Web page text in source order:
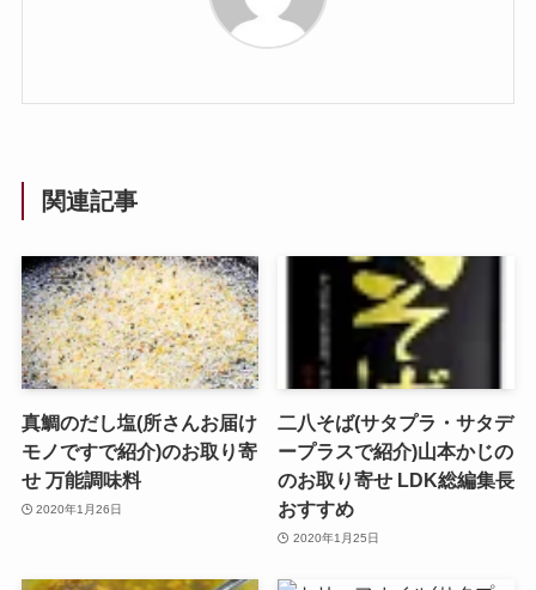
関連記事
真鯛のだし塩(所さんお届け
モノですで紹介)のお取り寄
せ 万能調味料
2020年1月26日
二八そば(サタプラ・サタデ
ープラスで紹介)山本かじの
のお取り寄せ LDK総編集長
おすすめ
2020年1月25日